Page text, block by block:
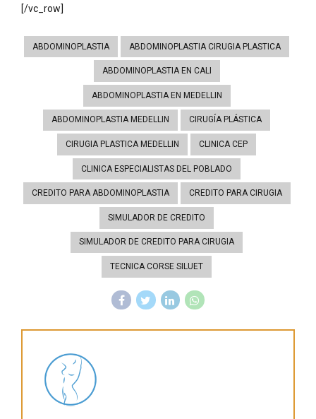
[/vc_row]
ABDOMINOPLASTIA ABDOMINOPLASTIA CIRUGIA PLASTICA
ABDOMINOPLASTIA EN CALI
ABDOMINOPLASTIA EN MEDELLIN
ABDOMINOPLASTIA MEDELLIN CIRUGÍA PLÁSTICA
CIRUGIA PLASTICA MEDELLIN CLINICA CEP
CLINICA ESPECIALISTAS DEL POBLADO
CREDITO PARA ABDOMINOPLASTIA CREDITO PARA CIRUGIA
SIMULADOR DE CREDITO
SIMULADOR DE CREDITO PARA CIRUGIA
TECNICA CORSE SILUET